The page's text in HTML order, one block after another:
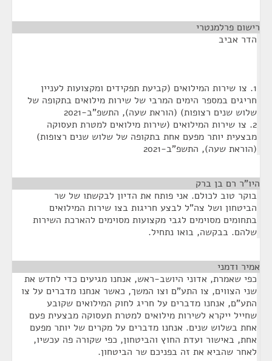
רישום פרלמנטרי
הדר אביב
1. צו שירות המילואים (קביעת תפקידים ומקצועות לעניין
חריגים במספר הימים המרבי של שירות מילואים בתקופה של
שלוש שנים רצופות) (הוראת שעה), התשפ"ב-2021
2. צו שירות המילואים (שירות מילואים למטרת תעסוקה
מבצעית יותר מפעם אחת בתקופה של שלוש שנים רצופות)
(הוראת שעה), התשפ"ב-2021
היו"ר רם בן ברק
בוקר טוב לכולם. אני פותח את הדיון לבקשתו של שר
הביטחון ושל צה"ל לבצע חריגות בצו שירות המילואים
בתחומים מסוימים לגבי מקצועות מסוימים להארכת השירות
שלהם. בבקשה, בואו נתחיל.
אמיר ודמני
כפי שאמרת, אדוני היושב-ראש, אנחנו מגיעים כדי לחדש את
שני הצווים, צו התע"ם וצו המשך, כאשר אנחנו מדברים על צו
התע"ם, אנחנו מדברים על חריג לחוק המילואים שקובע
שחייל ייקרא לשירות מילואים למטרת תעסוקה מבצעית פעם
אחת בשלוש שנים. אנחנו מדברים על מקרים של יותר מפעם
אחת, באישור ועדת החוץ והביטחון, כפי שקורה פה עכשיו,
לאחר שהביא את זה בפניכם שר הביטחון.